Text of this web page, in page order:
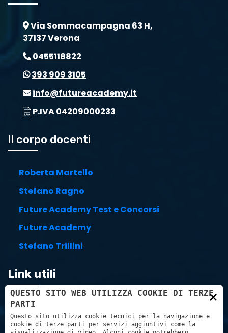
Via Sommacampagna 63 H,
37137 Verona
0455118822
393 909 3105
info@futureacademy.it
P.IVA 04209000233
Il corpo docenti
Roberta Martello
Stefano Ragno
Future Academy Test e Concorsi
Future Academy
Stefano Trillini
Link utili
Carrello
×
QUESTO SITO WEB UTILIZZA COOKIE DI TERZE
PARTI
Questo sito utilizza cookie tecnici per la navigazione e
cookie di terze parti per servizi aggiuntivi come la